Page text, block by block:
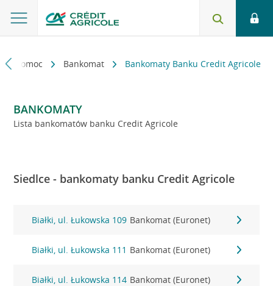
i pomoc Bankomat Bankomaty Banku Credit Agricole
BANKOMATY
Lista bankomatów banku Credit Agricole
Siedlce - bankomaty banku Credit Agricole
Białki, ul. Łukowska 109 Bankomat (Euronet)
Białki, ul. Łukowska 111 Bankomat (Euronet)
Białki, ul. Łukowska 114 Bankomat (Euronet)